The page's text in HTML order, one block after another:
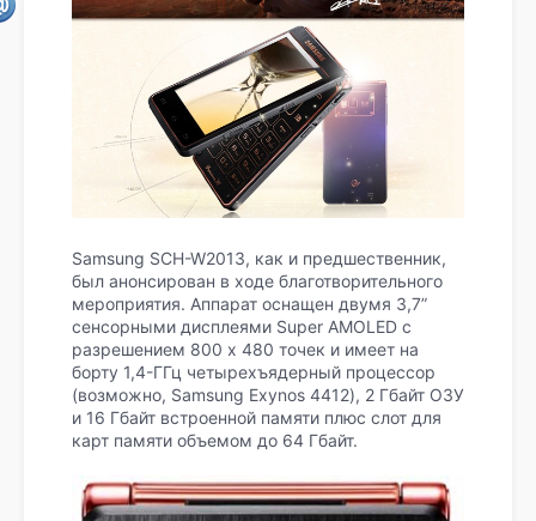
Samsung SCH-W2013, как и предшественник,
был анонсирован в ходе благотворительного
мероприятия. Аппарат оснащен двумя 3,7”
сенсорными дисплеями Super AMOLED с
разрешением 800 x 480 точек и имеет на
борту 1,4-ГГц четырехъядерный процессор
(возможно, Samsung Exynos 4412), 2 Гбайт ОЗУ
и 16 Гбайт встроенной памяти плюс слот для
карт памяти объемом до 64 Гбайт.